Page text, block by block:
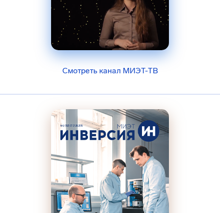
Смотреть канал МИЭТ-ТВ